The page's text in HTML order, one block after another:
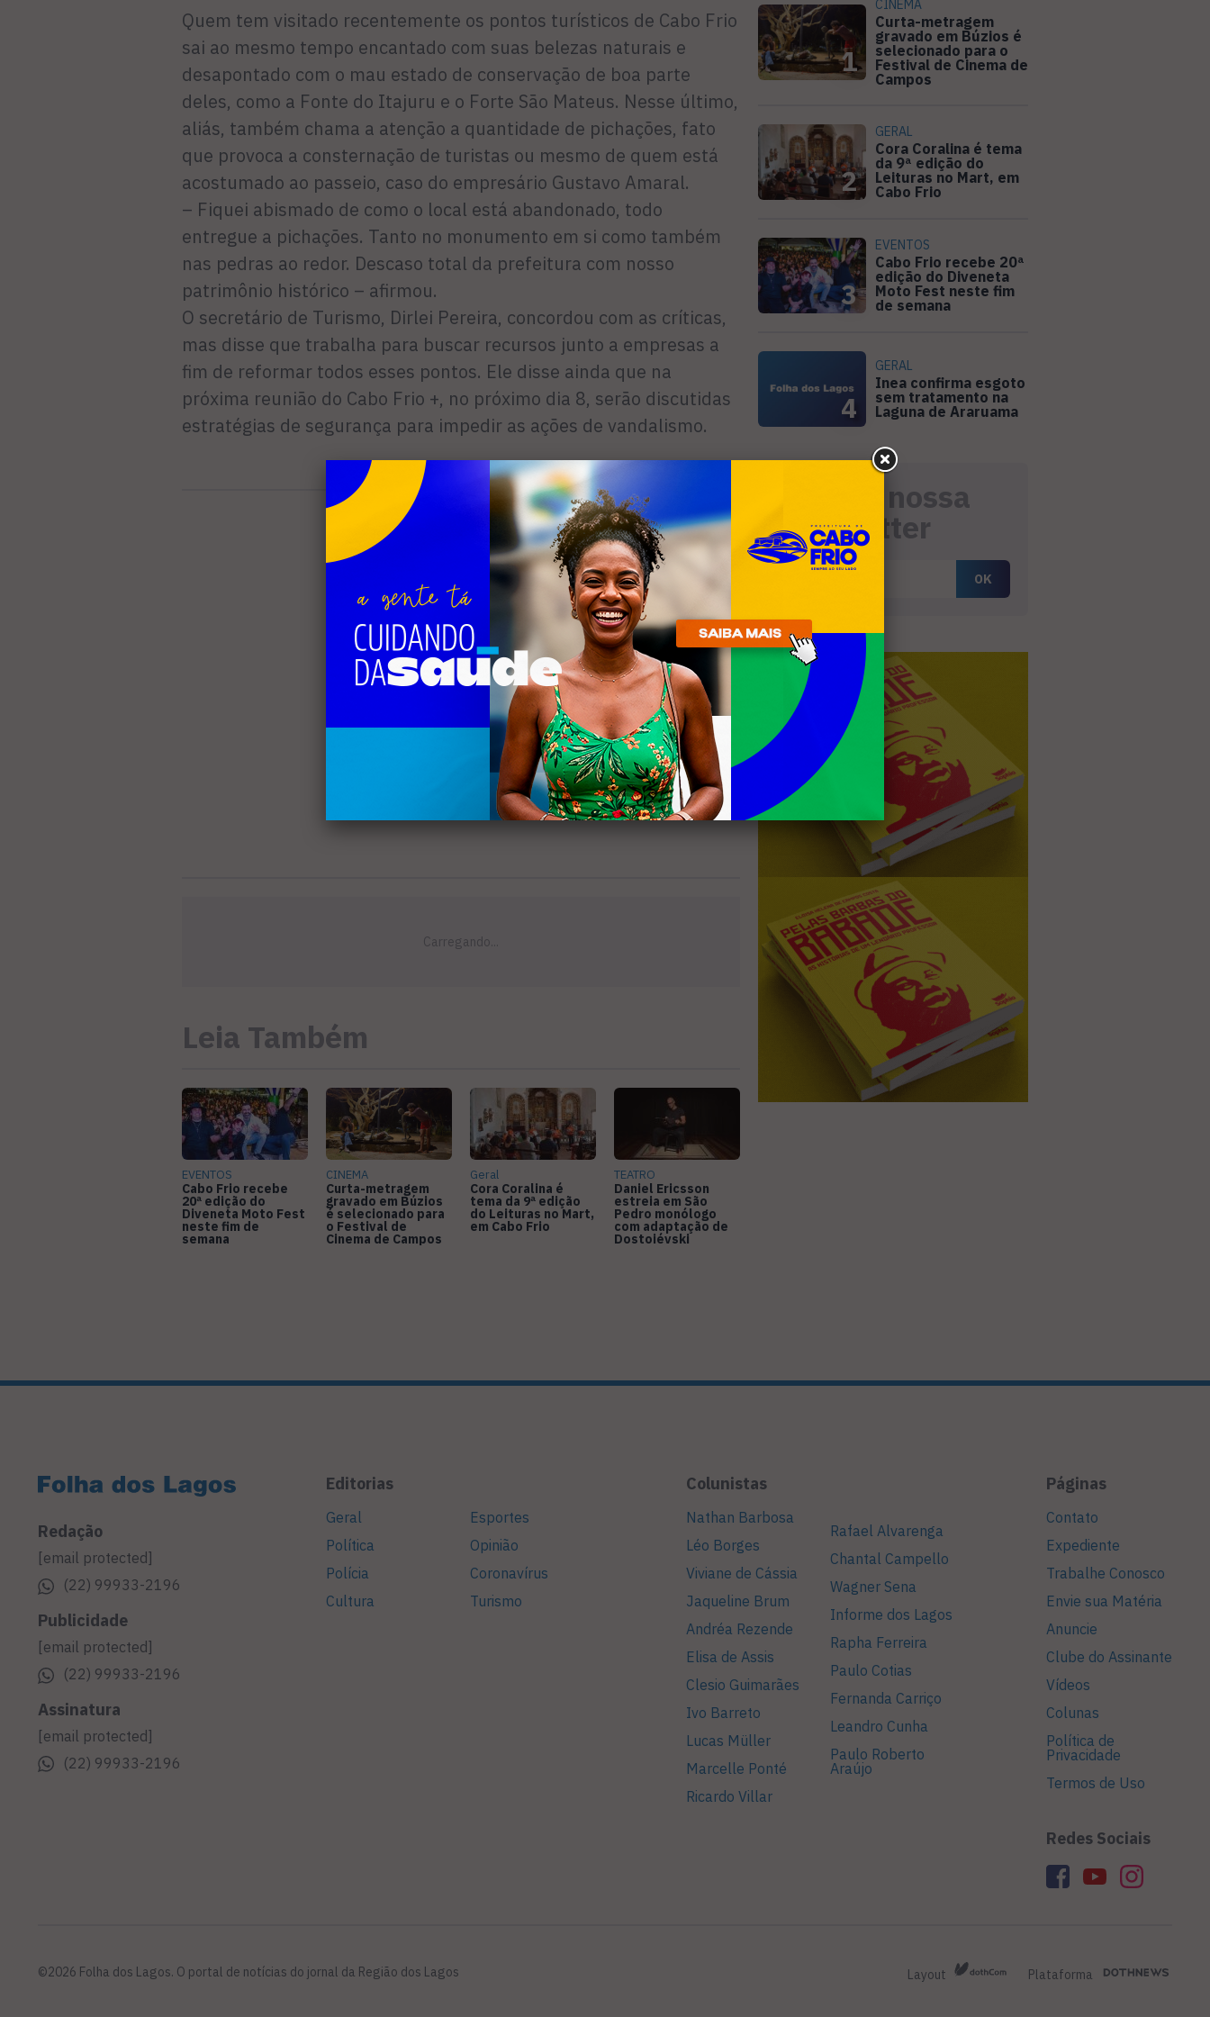
Quem tem visitado recentemente os pontos turísticos de Cabo Frio
sai ao mesmo tempo encantado com suas belezas naturais e
desapontado com o mau estado de conservação de boa parte
deles, como a Fonte do Itajuru e o Forte São Mateus. Nesse último,
aliás, também chama a atenção a quantidade de pichações, fato
que provoca a consternação de turistas ou mesmo de quem está
acostumado ao passeio, caso do empresário Gustavo Amaral.
– Fiquei abismado de como o local está abandonado, todo
entregue a pichações. Tanto no monumento em si como também
nas pedras ao redor. Descaso total da prefeitura com nosso
patrimônio histórico – afirmou.
O secretário de Turismo, Dirlei Pereira, concordou com as críticas,
mas disse que trabalha para buscar recursos junto a empresas a
fim de reformar todos esses pontos. Ele disse ainda que na
próxima reunião do Cabo Frio +, no próximo dia 8, serão discutidas
estratégias de segurança para impedir as ações de vandalismo.
1
CINEMA
Curta-metragem
gravado em Búzios é
selecionado para o
Festival de Cinema de
Campos
2
GERAL
Cora Coralina é tema
da 9ª edição do
Leituras no Mart, em
Cabo Frio
3
EVENTOS
Cabo Frio recebe 20ª
edição do Diveneta
Moto Fest neste fim
de semana
4
GERAL
Inea confirma esgoto
sem tratamento na
Laguna de Araruama
Receba nossa
newsletter
Leia Também
EVENTOS
Cabo Frio recebe
20ª edição do
Diveneta Moto Fest
neste fim de
semana
CINEMA
Curta-metragem
gravado em Búzios
é selecionado para
o Festival de
Cinema de Campos
Geral
Cora Coralina é
tema da 9ª edição
do Leituras no Mart,
em Cabo Frio
TEATRO
Daniel Ericsson
estreia em São
Pedro monólogo
com adaptação de
Dostoiévski
Redação
[email protected]
(22) 99933-2196
Publicidade
[email protected]
(22) 99933-2196
Assinatura
[email protected]
(22) 99933-2196
Editorias
Geral
Política
Polícia
Cultura
Esportes
Opinião
Coronavírus
Turismo
Colunistas
Nathan Barbosa
Léo Borges
Viviane de Cássia
Jaqueline Brum
Andréa Rezende
Elisa de Assis
Clesio Guimarães
Ivo Barreto
Lucas Müller
Marcelle Ponté
Ricardo Villar
Rafael Alvarenga
Chantal Campello
Wagner Sena
Informe dos Lagos
Rapha Ferreira
Paulo Cotias
Fernanda Carriço
Leandro Cunha
Paulo Roberto
Araújo
Páginas
Contato
Expediente
Trabalhe Conosco
Envie sua Matéria
Anuncie
Clube do Assinante
Vídeos
Colunas
Política de
Privacidade
Termos de Uso
Redes Sociais
©2026 Folha dos Lagos. O portal de notícias do jornal da Região dos Lagos Layout Plataforma